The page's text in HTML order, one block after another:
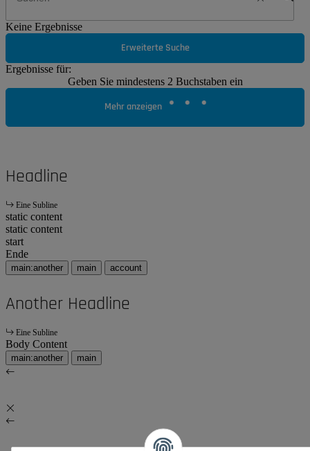
Keine Ergebnisse
Erweiterte Suche
Ergebnisse für:
Geben Sie mindestens 2 Buchstaben ein
Mehr anzeigen
Headline
Eine Subline
static content
static content
start
Ende
main:another main account
Another Headline
Eine Subline
Body Content
main:another main